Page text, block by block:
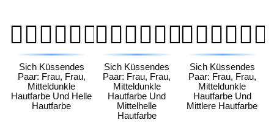
👩🏾‍❤️‍💋‍👩🏻
Sich Küssendes
Paar: Frau, Frau,
Mitteldunkle
Hautfarbe Und Helle
Hautfarbe
👩🏾‍❤️‍💋‍👩🏼
Sich Küssendes
Paar: Frau, Frau,
Mitteldunkle
Hautfarbe Und
Mittelhelle
Hautfarbe
👩🏾‍❤️‍💋‍👩🏽
Sich Küssendes
Paar: Frau, Frau,
Mitteldunkle
Hautfarbe Und
Mittlere Hautfarbe